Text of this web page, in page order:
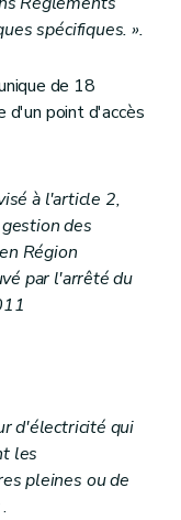
spécifiques. ».
de 18
d'un point d'accès
à l'article 2,
des
Région
par l'arrêté du
d'électricité qui
les
pleines ou de
.